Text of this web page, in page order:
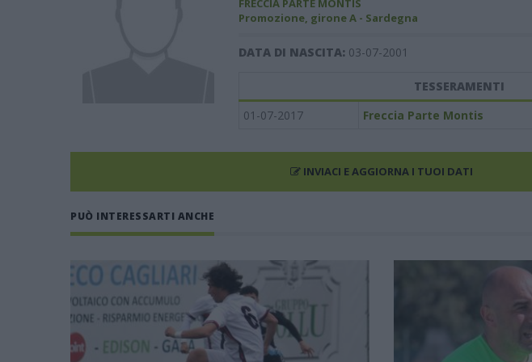
FRECCIA PARTE MONTIS
Promozione, girone A - Sardegna
DATA DI NASCITA: 03-07-2001
TESSERAMENTI
01-07-2017
Freccia Parte Montis
INVIACI E AGGIORNA I TUOI DATI
PUÒ INTERESSARTI ANCHE